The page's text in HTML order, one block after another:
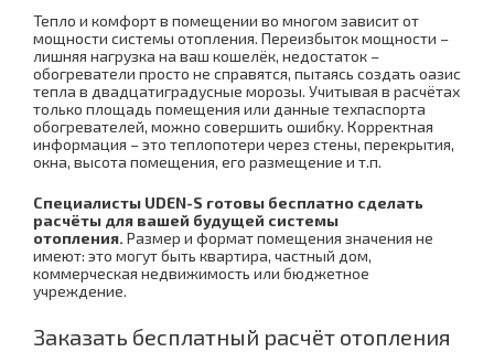
Тепло и комфорт в помещении во многом зависит от
мощности системы отопления. Переизбыток мощности –
лишняя нагрузка на ваш кошелёк, недостаток –
обогреватели просто не справятся, пытаясь создать оазис
тепла в двадцатиградусные морозы. Учитывая в расчётах
только площадь помещения или данные техпаспорта
обогревателей, можно совершить ошибку. Корректная
информация – это теплопотери через стены, перекрытия,
окна, высота помещения, его размещение и т.п.
Специалисты UDEN-S готовы бесплатно сделать
расчёты для вашей будущей системы
отопления. Размер и формат помещения значения не
имеют: это могут быть квартира, частный дом,
коммерческая недвижимость или бюджетное
учреждение.
Заказать бесплатный расчёт отопления